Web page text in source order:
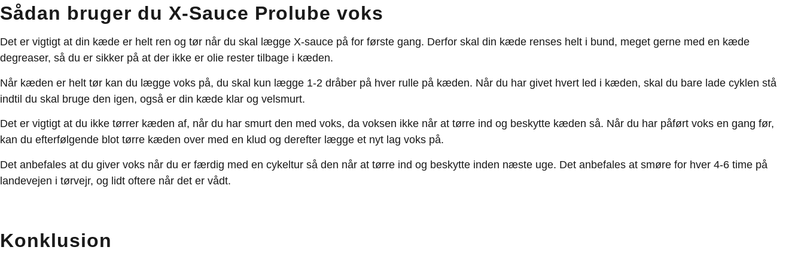
Sådan bruger du X-Sauce Prolube voks
Det er vigtigt at din kæde er helt ren og tør når du skal lægge X-sauce på for første gang. Derfor skal din kæde renses helt i bund, meget gerne med en kæde
degreaser, så du er sikker på at der ikke er olie rester tilbage i kæden.
Når kæden er helt tør kan du lægge voks på, du skal kun lægge 1-2 dråber på hver rulle på kæden. Når du har givet hvert led i kæden, skal du bare lade cyklen stå
indtil du skal bruge den igen, også er din kæde klar og velsmurt.
Det er vigtigt at du ikke tørrer kæden af, når du har smurt den med voks, da voksen ikke når at tørre ind og beskytte kæden så. Når du har påført voks en gang før,
kan du efterfølgende blot tørre kæden over med en klud og derefter lægge et nyt lag voks på.
Det anbefales at du giver voks når du er færdig med en cykeltur så den når at tørre ind og beskytte inden næste uge. Det anbefales at smøre for hver 4-6 time på
landevejen i tørvejr, og lidt oftere når det er vådt.
Konklusion